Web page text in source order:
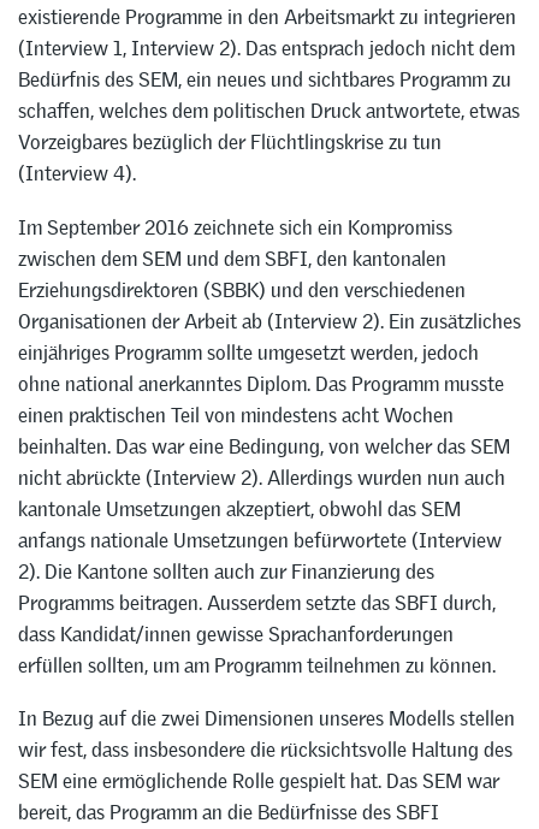
existierende Programme in den Arbeitsmarkt zu integrieren
(Interview 1, Interview 2). Das entsprach jedoch nicht dem
Bedürfnis des SEM, ein neues und sichtbares Programm zu
schaffen, welches dem politischen Druck antwortete, etwas
Vorzeigbares bezüglich der Flüchtlingskrise zu tun
(Interview 4).
Im September 2016 zeichnete sich ein Kompromiss
zwischen dem SEM und dem SBFI, den kantonalen
Erziehungsdirektoren (SBBK) und den verschiedenen
Organisationen der Arbeit ab (Interview 2). Ein zusätzliches
einjähriges Programm sollte umgesetzt werden, jedoch
ohne national anerkanntes Diplom. Das Programm musste
einen praktischen Teil von mindestens acht Wochen
beinhalten. Das war eine Bedingung, von welcher das SEM
nicht abrückte (Interview 2). Allerdings wurden nun auch
kantonale Umsetzungen akzeptiert, obwohl das SEM
anfangs nationale Umsetzungen befürwortete (Interview
2). Die Kantone sollten auch zur Finanzierung des
Programms beitragen. Ausserdem setzte das SBFI durch,
dass Kandidat/innen gewisse Sprachanforderungen
erfüllen sollten, um am Programm teilnehmen zu können.
In Bezug auf die zwei Dimensionen unseres Modells stellen
wir fest, dass insbesondere die rücksichtsvolle Haltung des
SEM eine ermöglichende Rolle gespielt hat. Das SEM war
bereit, das Programm an die Bedürfnisse des SBFI